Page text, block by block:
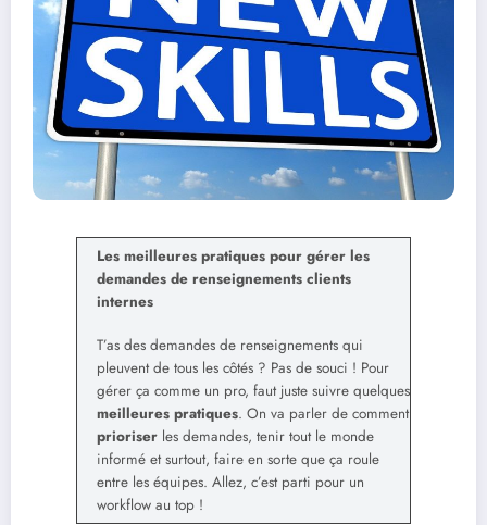
Les meilleures pratiques pour gérer les
demandes de renseignements clients
internes
T’as des demandes de renseignements qui
pleuvent de tous les côtés ? Pas de souci ! Pour
gérer ça comme un pro, faut juste suivre quelques
meilleures pratiques. On va parler de comment
prioriser les demandes, tenir tout le monde
informé et surtout, faire en sorte que ça roule
entre les équipes. Allez, c’est parti pour un
workflow au top !